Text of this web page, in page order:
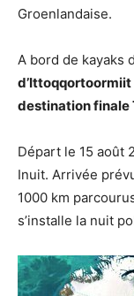
Groenlandaise.
A bord de kayaks
d’Ittoqqortoormiit
destination finale
Départ le 15 août
Inuit. Arrivée
1000 km
s’installe la nuit